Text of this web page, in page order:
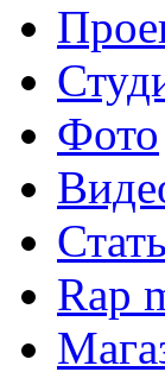
Фото
Rap